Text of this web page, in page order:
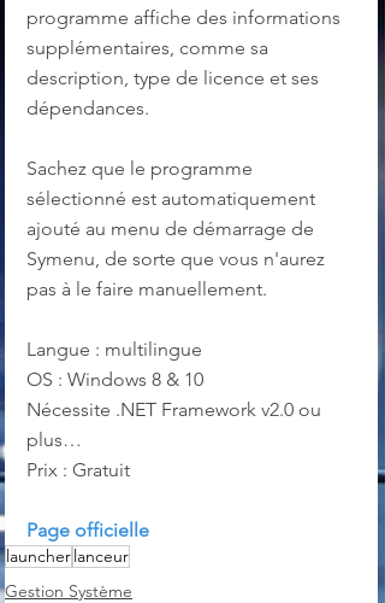
programme affiche des informations
supplémentaires, comme sa
description, type de licence et ses
dépendances.
Sachez que le programme
sélectionné est automatiquement
ajouté au menu de démarrage de
Symenu, de sorte que vous n'aurez
pas à le faire manuellement.
Langue : multilingue
OS : Windows 8 & 10
Nécessite .NET Framework v2.0 ou
plus…
Prix : Gratuit
Page officielle
launcherlanceur
Gestion Système